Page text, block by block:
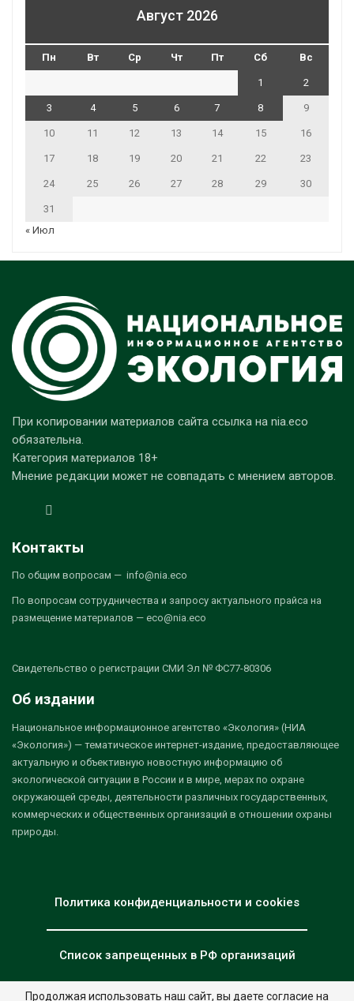
Август 2026
Пн Вт Ср Чт Пт Сб Вс
1 2
3 4 5 6 7 8 9
10 11 12 13 14 15 16
17 18 19 20 21 22 23
24 25 26 27 28 29 30
31
« Июл
При копировании материалов сайта ссылка на nia.eco
обязательна.
Категория материалов 18+
Мнение редакции может не совпадать с мнением авторов.
Контакты
По общим вопросам — info@nia.eco
По вопросам сотрудничества и запросу актуального прайса на
размещение материалов — eco@nia.eco
Свидетельство о регистрации СМИ Эл № ФС77-80306
Об издании
Национальное информационное агентство «Экология» (НИА
«Экология») — тематическое интернет-издание, предоставляющее
актуальную и объективную новостную информацию об
экологической ситуации в России и в мире, мерах по охране
окружающей среды, деятельности различных государственных,
коммерческих и общественных организаций в отношении охраны
природы.
Политика конфиденциальности и cookies
Список запрещенных в РФ организаций
Продолжая использовать наш сайт, вы даете согласие на